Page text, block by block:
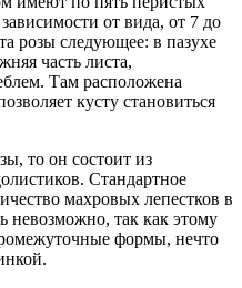
от вида, от 7 до
розы следующее: в пазухе
часть листа,
Там расположена
кусту становиться
то он состоит из
Стандартное
махровых лепестков в
невозможно, так как этому
формы, нечто